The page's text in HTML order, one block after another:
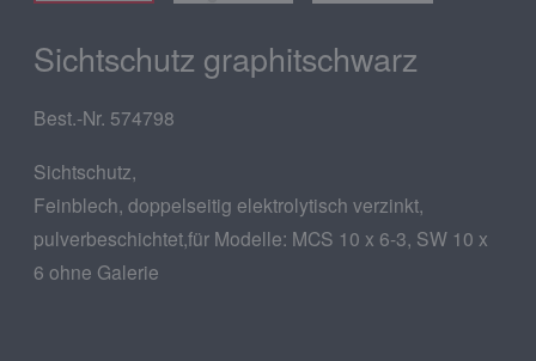
Sichtschutz graphitschwarz
Best.-Nr. 574798
Sichtschutz,
Feinblech, doppelseitig elektrolytisch verzinkt,
pulverbeschichtet,für Modelle: MCS 10 x 6-3, SW 10 x
6 ohne Galerie